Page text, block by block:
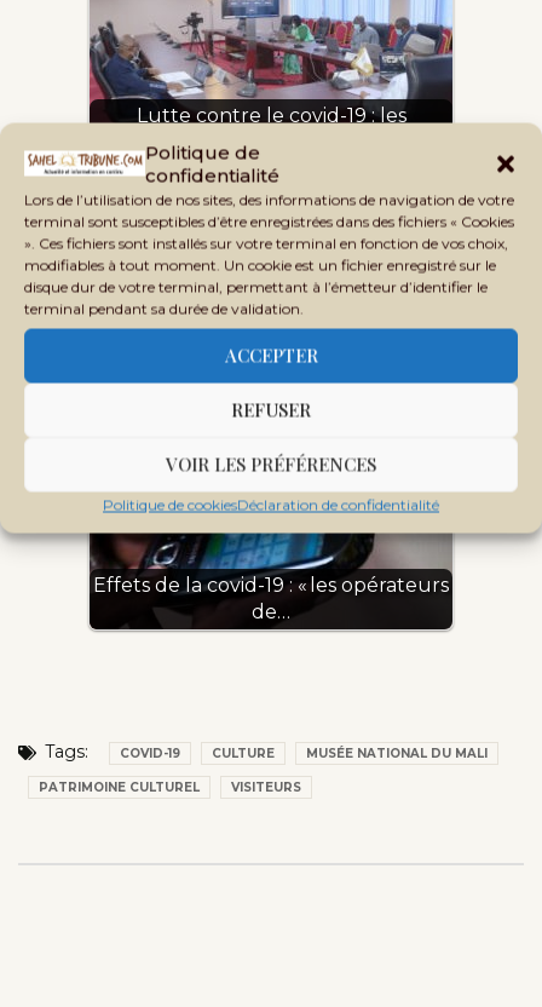
Politique de
confidentialité
Lors de l’utilisation de nos sites, des informations de navigation de votre
terminal sont susceptibles d’être enregistrées dans des fichiers « Cookies
». Ces fichiers sont installés sur votre terminal en fonction de vos choix,
modifiables à tout moment. Un cookie est un fichier enregistré sur le
disque dur de votre terminal, permettant à l’émetteur d’identifier le
terminal pendant sa durée de validation.
ACCEPTER
REFUSER
VOIR LES PRÉFÉRENCES
Politique de cookiesDéclaration de confidentialité
Lutte contre le covid-19 : les
ministres de la Santé…
Qui pour dire aux nouveaux
députés qu’ils doivent…
Effets de la covid-19 : « les opérateurs
de…
Tags: COVID-19 CULTURE MUSÉE NATIONAL DU MALI
PATRIMOINE CULTUREL VISITEURS